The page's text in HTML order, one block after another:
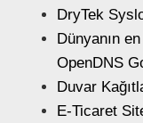
DryTek
Dünyanın
OpenDNS
Duvar
E-Ticaret